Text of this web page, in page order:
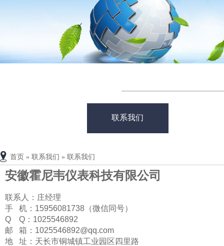
联系我们
首页 » 联系我们 » 联系我们
安徽霍尼韦仪表科技有限公司
联系人：庄经理
手 机：15956081738（微信同号）
Q Q：1025546892
邮 箱：1025546892@qq.com
地 址：天长市铜城镇工业园区四里路